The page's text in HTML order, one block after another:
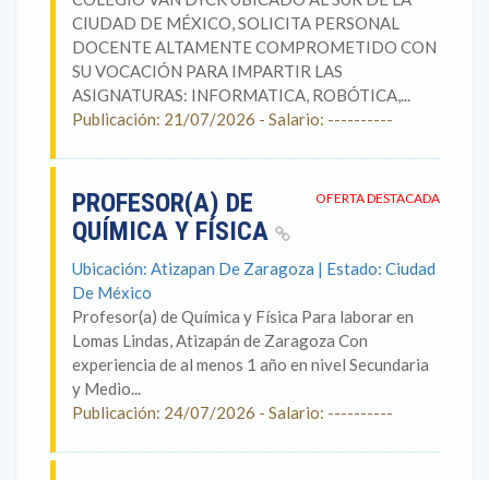
CIUDAD DE MÉXICO, SOLICITA PERSONAL
DOCENTE ALTAMENTE COMPROMETIDO CON
SU VOCACIÓN PARA IMPARTIR LAS
ASIGNATURAS: INFORMATICA, ROBÓTICA,...
Publicación: 21/07/2026 - Salario: ----------
OFERTA DESTACADA
PROFESOR(A) DE
QUÍMICA Y FÍSICA
Ubicación: Atizapan De Zaragoza | Estado: Ciudad
De México
Profesor(a) de Química y Física Para laborar en
Lomas Lindas, Atizapán de Zaragoza Con
experiencia de al menos 1 año en nivel Secundaria
y Medio...
Publicación: 24/07/2026 - Salario: ----------